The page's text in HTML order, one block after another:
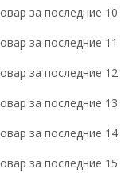
за последние 10
за последние 11
за последние 12
за последние 13
за последние 14
за последние 15